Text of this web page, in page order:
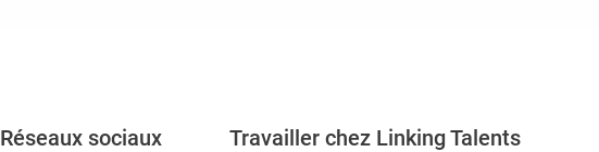
Réseaux sociaux Travailler chez Linking Talents